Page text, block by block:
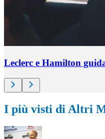
Leclerc e Hamilton
I più visti di Altri